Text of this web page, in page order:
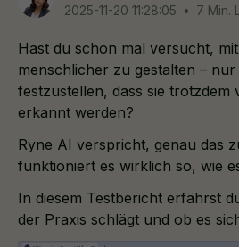
2025-11-20 11:28:05 • 7 Min.
Hast du schon mal versucht,
menschlicher zu gestalten –
festzustellen, dass sie trotzdem
erkannt werden?
Ryne AI verspricht, genau das
funktioniert es wirklich so, wie
In diesem Testbericht erfährst
der Praxis schlägt und ob es